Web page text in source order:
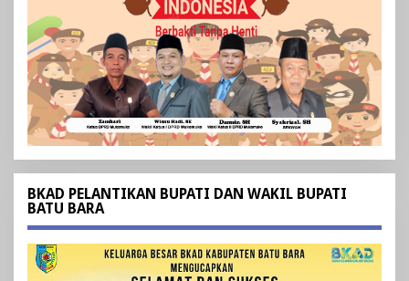
BKAD PELANTIKAN BUPATI DAN WAKIL BUPATI
BATU BARA